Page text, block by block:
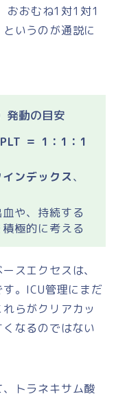
おおむね1対1対1
いうのが通説に
発動の目安
＝ 1：1：1
ンデックス、
や、持続する
極的に考える
スエクセスは、
。ICU管理にまだ
らがクリアカッ
なるのではない
トラネキサム酸